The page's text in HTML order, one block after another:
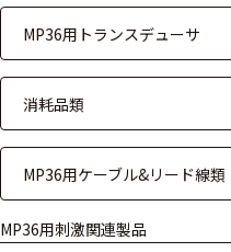
アイトラ
計測機器
トランス
MP36用トランスデューサ
消耗品類
MP36用ケーブル&リード線類
MP36用刺激関連製品